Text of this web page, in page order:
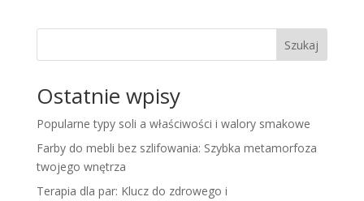
Szukaj
Ostatnie wpisy
Popularne typy soli a właściwości i walory smakowe
Farby do mebli bez szlifowania: Szybka metamorfoza
twojego wnętrza
Terapia dla par: Klucz do zdrowego i